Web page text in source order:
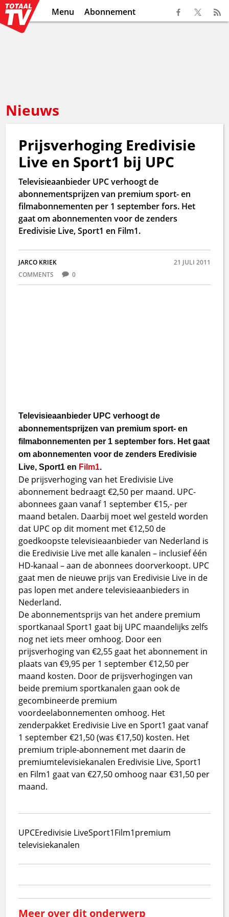
Menu Abonnement
Nieuws
Prijsverhoging Eredivisie
Live en Sport1 bij UPC
Televisieaanbieder UPC verhoogt de
abonnementsprijzen van premium sport- en
filmabonnementen per 1 september fors. Het
gaat om abonnementen voor de zenders
Eredivisie Live, Sport1 en Film1.
JARCO KRIEK
21 JULI 2011
COMMENTS
0
Televisieaanbieder UPC verhoogt de
abonnementsprijzen van premium sport- en
filmabonnementen per 1 september fors. Het gaat
om abonnementen voor de zenders Eredivisie
Live, Sport1 en Film1.
De prijsverhoging van het Eredivisie Live
abonnement bedraagt €2,50 per maand. UPC-
abonnees gaan vanaf 1 september €15,- per
maand betalen. Daarbij moet wel gesteld worden
dat UPC op dit moment met €12,50 de
goedkoopste televisieaanbieder van Nederland is
die Eredivisie Live met alle kanalen – inclusief één
HD-kanaal – aan de abonnees doorverkoopt. UPC
gaat men de nieuwe prijs van Eredivisie Live in de
pas lopen met andere televisieaanbieders in
Nederland.
De abonnementsprijs van het andere premium
sportkanaal Sport1 gaat bij UPC maandelijks zelfs
nog net iets meer omhoog. Door een
prijsverhoging van €2,55 gaat het abonnement in
plaats van €9,95 per 1 september €12,50 per
maand kosten. Door de prijsverhogingen van
beide premium sportkanalen gaan ook de
gecombineerde premium
voordeelabonnementen omhoog. Het
zenderpakket Eredivisie Live en Sport1 gaat vanaf
1 september €21,50 (was €17,50) kosten. Het
premium triple-abonnement met daarin de
premiumtelevisiekanalen Eredivisie Live, Sport1
en Film1 gaat van €27,50 omhoog naar €31,50 per
maand.
UPCEredivisie LiveSport1Film1premium
televisiekanalen
Meer over dit onderwerp